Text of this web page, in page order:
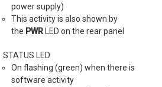
power supply)
This activity is also shown by
the PWR LED on the rear panel
STATUS LED
On flashing (green) when there is
software activity